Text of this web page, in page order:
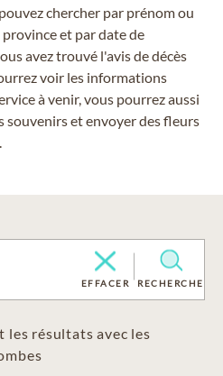
chercher par prénom ou
et par date de
avez trouvé l'avis de décès
voir les informations
à venir, vous pourrez aussi
souvenirs et envoyer des fleurs
EFFACER RECHERCHE
résultats avec les